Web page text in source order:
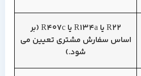
R22 یا R134a یا R407c (بر
اساس سفارش مشتری تعیین می
شود.)